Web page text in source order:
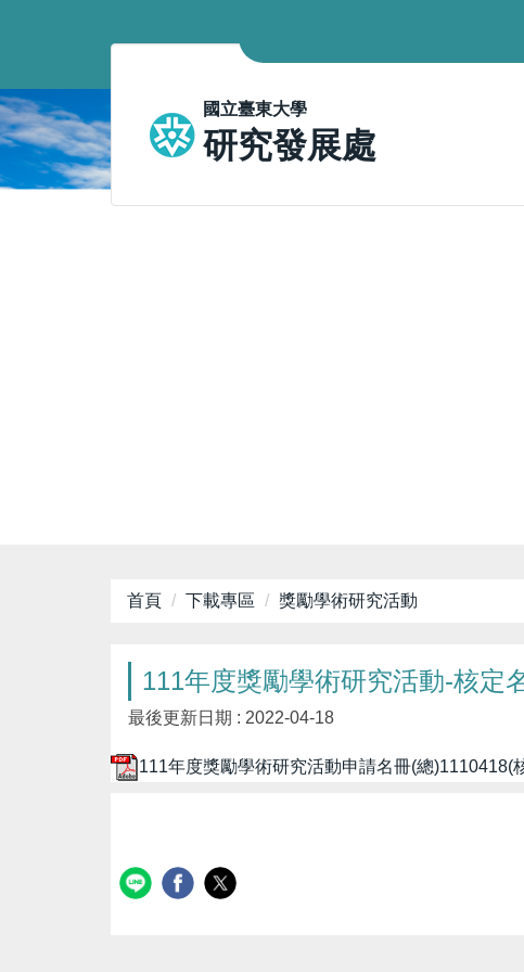
要
內
容
國立臺東大學
研究發展處
首頁 下載專區 獎勵學術研究活動
111年度獎勵學術研究活動-核定
最後更新日期 : 2022-04-18
111年度獎勵學術研究活動申請名冊(總)1110418(